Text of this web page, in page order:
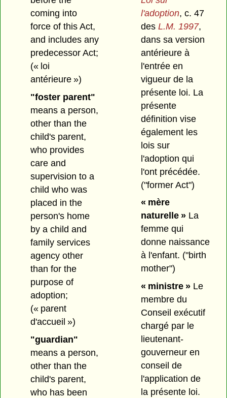
coming into
force of this Act,
and includes any
predecessor Act;
(« loi
antérieure »)
"foster parent"
means a person,
other than the
child's parent,
who provides
care and
supervision to a
child who was
placed in the
person's home
by a child and
family services
agency other
than for the
purpose of
adoption;
(« parent
d'accueil »)
"guardian"
means a person,
other than the
child's parent,
who has been
l'adoption, c. 47
des L.M. 1997,
dans sa version
antérieure à
l'entrée en
vigueur de la
présente loi. La
présente
définition vise
également les
lois sur
l'adoption qui
l'ont précédée.
("former Act")
« mère
naturelle »La
femme qui
donne naissance
à l'enfant. ("birth
mother")
« ministre »Le
membre du
Conseil exécutif
chargé par le
lieutenant-
gouverneur en
conseil de
l'application de
la présente loi.